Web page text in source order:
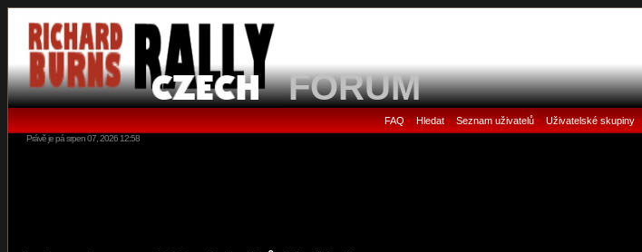
FORUM
FAQ • Hledat• Seznam uživatelů• Uživatelské skupiny•
Právě je pá srpen 07, 2026 12:58